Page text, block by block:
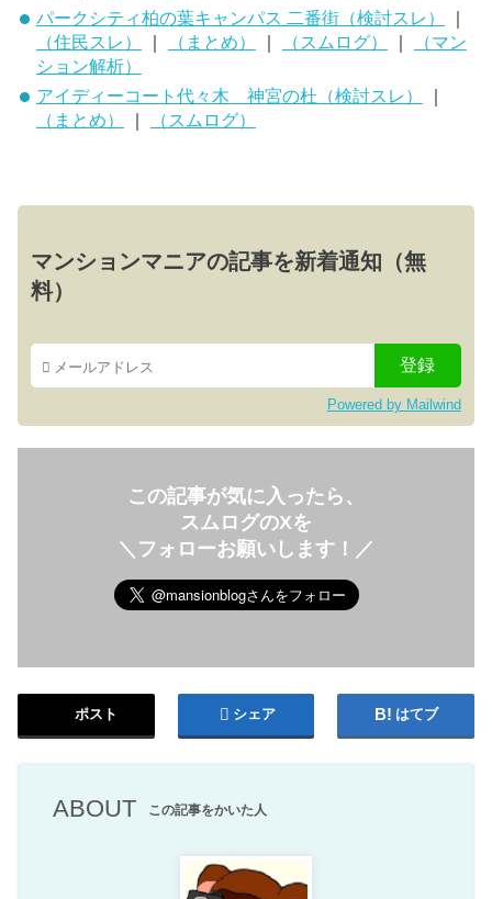
パークシティ柏の葉キャンパス 二番街（検討スレ）
｜
（住民スレ）
｜ （まとめ） ｜ （スムログ） ｜
（マン
ション解析）
アイディーコート代々木 神宮の杜（検討スレ）
｜
（まとめ）
｜ （スムログ）
マンションマニアの記事を新着通知（無
料）
Powered by Mailwind
この記事が気に入ったら、
スムログのXを
＼フォローお願いします！／
ポスト シェア はてブ
ABOUT この記事をかいた人